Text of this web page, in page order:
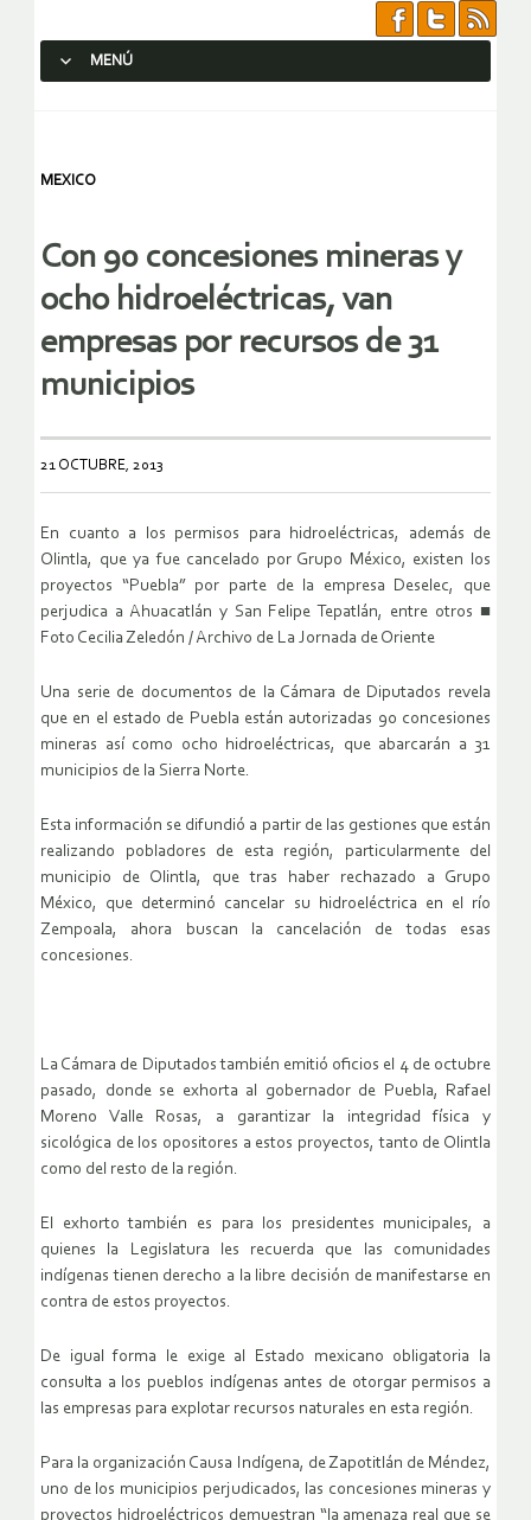
MENÚ
MEXICO
Con 90 concesiones mineras y
ocho hidroeléctricas, van
empresas por recursos de 31
municipios
21 OCTUBRE, 2013
En cuanto a los permisos para hidroeléctricas, además de
Olintla, que ya fue cancelado por Grupo México, existen los
proyectos “Puebla” por parte de la empresa Deselec, que
perjudica a Ahuacatlán y San Felipe Tepatlán, entre otros ■
Foto Cecilia Zeledón / Archivo de La Jornada de Oriente
Una serie de documentos de la Cámara de Diputados revela
que en el estado de Puebla están autorizadas 90 concesiones
mineras así como ocho hidroeléctricas, que abarcarán a 31
municipios de la Sierra Norte.
Esta información se difundió a partir de las gestiones que están
realizando pobladores de esta región, particularmente del
municipio de Olintla, que tras haber rechazado a Grupo
México, que determinó cancelar su hidroeléctrica en el río
Zempoala, ahora buscan la cancelación de todas esas
concesiones.
La Cámara de Diputados también emitió oficios el 4 de octubre
pasado, donde se exhorta al gobernador de Puebla, Rafael
Moreno Valle Rosas, a garantizar la integridad física y
sicológica de los opositores a estos proyectos, tanto de Olintla
como del resto de la región.
El exhorto también es para los presidentes municipales, a
quienes la Legislatura les recuerda que las comunidades
indígenas tienen derecho a la libre decisión de manifestarse en
contra de estos proyectos.
De igual forma le exige al Estado mexicano obligatoria la
consulta a los pueblos indígenas antes de otorgar permisos a
las empresas para explotar recursos naturales en esta región.
Para la organización Causa Indígena, de Zapotitlán de Méndez,
uno de los municipios perjudicados, las concesiones mineras y
proyectos hidroeléctricos demuestran “la amenaza real que se